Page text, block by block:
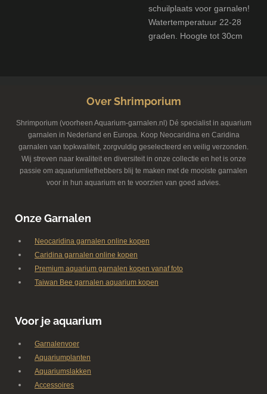
schuilplaats voor garnalen!
Watertemperatuur 22-28
graden. Hoogte tot 30cm
Over Shrimporium
Shrimporium (voorheen Aquarium-garnalen.nl) Dé specialist in aquarium
garnalen in Nederland en Europa. Koop Neocaridina en Caridina
garnalen van topkwaliteit, zorgvuldig geselecteerd en veilig verzonden.
Wij streven naar kwaliteit en diversiteit in onze collectie en het is onze
passie om aquariumliefhebbers blij te maken met de mooiste garnalen
voor in hun aquarium en te voorzien van goed advies.
Onze Garnalen
Neocaridina garnalen online kopen
Caridina garnalen online kopen
Premium aquarium garnalen kopen vanaf foto
Taiwan Bee garnalen aquarium kopen
Voor je aquarium
Garnalenvoer
Aquariumplanten
Aquariumslakken
Accessoires